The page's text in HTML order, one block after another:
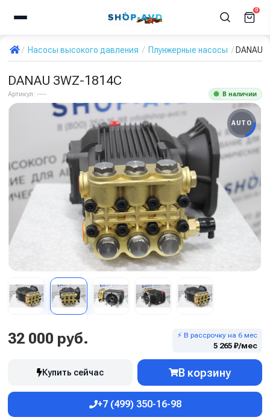
0
Насосы высокого давления Плунжерные насосы DANAU
DANAU 3WZ-1814C
Артикул: ---- В наличии
AUTO
32 000 руб. ⚡ В рассрочку на 6 мес
5 265 ₽/мес
Купить сейчас В корзину
+7 (499) 350-16-98